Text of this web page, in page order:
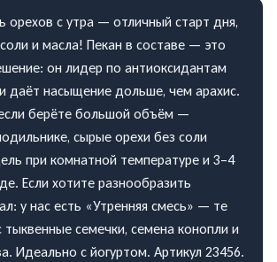
орехов с утра — отличный старт дня,
и масла! Пекан в составе — это
он лидер по антиоксидантам
даёт насыщение дольше, чем арахис.
берёте большой объём —
сырые орехи без соли
при комнатной температуре и 3–4
Если хотите разнообразить
у нас есть «Утренняя смесь» — те
семечки, семена конопли и
Идеально с йогуртом. Артикул 23456.